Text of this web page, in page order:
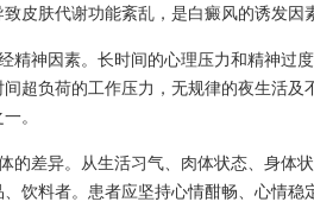
致皮肤代谢功能紊乱，是白癜风的诱发因
神因素。长时间的心理压力和精神过度
间超负荷的工作压力，无规律的夜生活
。
差异。从生活习气、肉体状态、身体状
饮料者。患者应坚持心情酣畅、心情